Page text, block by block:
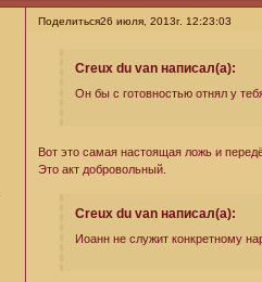
Поделиться26 июля, 2013г. 12:23:03
Creux du van написал(а):
Он бы с готовностью отнял у
Вот это самая настоящая ложь и
Это акт добровольный.
Creux du van написал(а):
Иоанн не служит конкретному